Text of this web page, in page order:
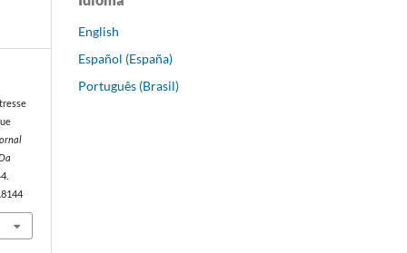
English
Español (España)
Português (Brasil)